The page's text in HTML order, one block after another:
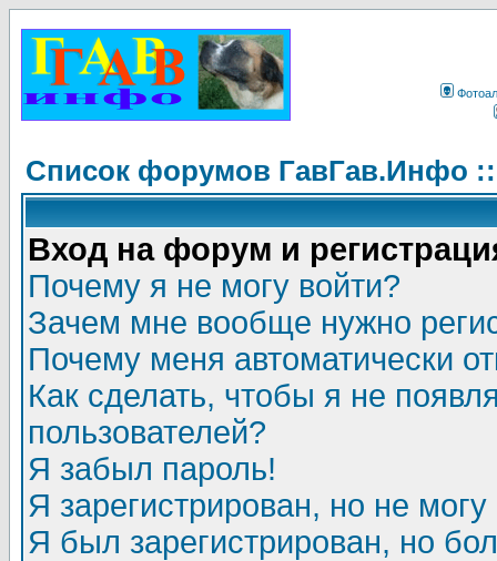
Список форумов ГавГав.Инфо
Вход на форум и
Почему я не могу войти?
Зачем мне вообще нужно
Почему меня автоматически
Как сделать, чтобы я не
пользователей?
Я забыл пароль!
Я зарегистрирован, но не могу
Я был зарегистрирован, но